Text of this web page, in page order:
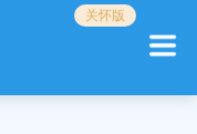
关怀版